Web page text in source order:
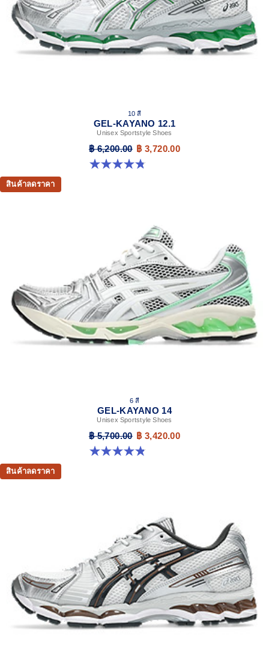
10 สี
GEL-KAYANO 12.1
Unisex Sportstyle Shoes
฿ 6,200.00 ฿ 3,720.00
4.8 จาก 5 ดาว 208 รีวิว
สินค้าลดราคา
6 สี
GEL-KAYANO 14
Unisex Sportstyle Shoes
฿ 5,700.00 ฿ 3,420.00
4.8 จาก 5 ดาว 111 รีวิว
สินค้าลดราคา